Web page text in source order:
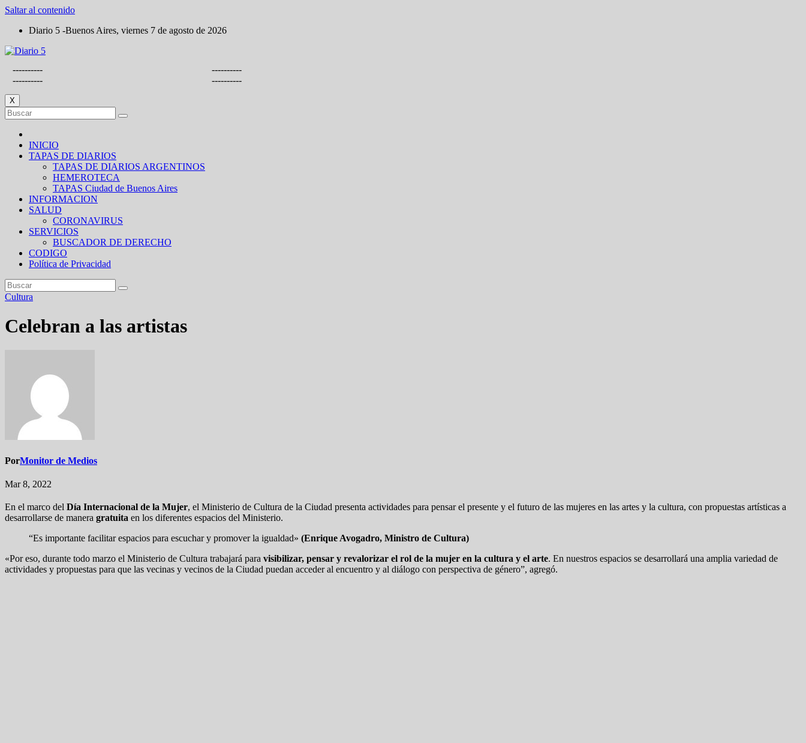
Saltar al contenido
Diario 5 -Buenos Aires, viernes 7 de agosto de 2026
----------
----------
----------
----------
X
INICIO
TAPAS DE DIARIOS
TAPAS DE DIARIOS ARGENTINOS
HEMEROTECA
TAPAS Ciudad de Buenos Aires
INFORMACION
SALUD
CORONAVIRUS
SERVICIOS
BUSCADOR DE DERECHO
CODIGO
Política de Privacidad
Cultura
Celebran a las artistas
PorMonitor de Medios
Mar 8, 2022
En el marco del Día Internacional de la Mujer, el Ministerio de Cultura de la Ciudad presenta actividades para pensar el presente y el futuro de las mujeres en las artes y la cultura, con propuestas artísticas a
desarrollarse de manera gratuita en los diferentes espacios del Ministerio.
“Es importante facilitar espacios para escuchar y promover la igualdad» (Enrique Avogadro, Ministro de Cultura)
«Por eso, durante todo marzo el Ministerio de Cultura trabajará para visibilizar, pensar y revalorizar el rol de la mujer en la cultura y el arte. En nuestros espacios se desarrollará una amplia variedad de
actividades y propuestas para que las vecinas y vecinos de la Ciudad puedan acceder al encuentro y al diálogo con perspectiva de género”, agregó.